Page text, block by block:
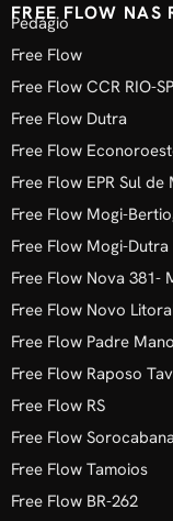
FREE FLOW NAS
Pedágio
Free Flow
Free Flow CCR RIO-SP
Free Flow Dutra
Free Flow
Free Flow EPR Sul de
Free Flow Mogi-
Free Flow Mogi-Dutra
Free Flow Nova 381-
Free Flow Novo
Free Flow Padre
Free Flow Raposo
Free Flow RS
Free Flow
Free Flow Tamoios
Free Flow BR-262